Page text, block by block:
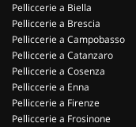
Pelliccerie a Biella
Pelliccerie a Brescia
Pelliccerie a Campobasso
Pelliccerie a Catanzaro
Pelliccerie a Cosenza
Pelliccerie a Enna
Pelliccerie a Firenze
Pelliccerie a Frosinone